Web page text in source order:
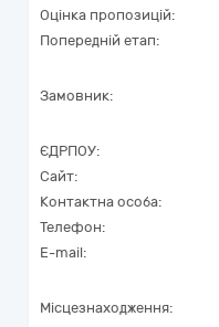
Оцінка пропозицій:
Попередній етап:
Замовник:
ЄДРПОУ:
Сайт:
Контактна особа:
Телефон:
E-mail:
Місцезнаходження: